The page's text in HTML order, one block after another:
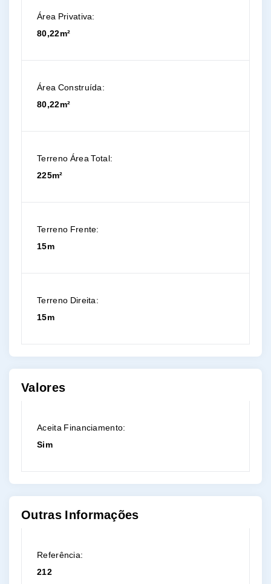
Área Privativa:
80,22m²
Área Construída:
80,22m²
Terreno Área Total:
225m²
Terreno Frente:
15m
Terreno Direita:
15m
Valores
Aceita Financiamento:
Sim
Outras Informações
Referência:
212